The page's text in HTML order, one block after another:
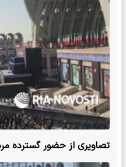
تصاویری از حضور گسترده
امت